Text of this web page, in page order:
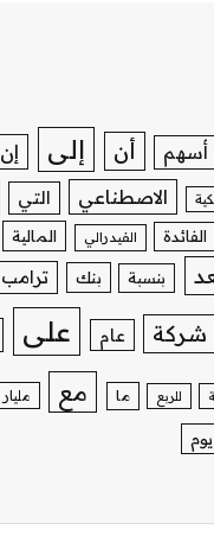
أسهم أن إلى إن
الاصطناعي التي
الفائدة الفيدرالي المالية
بنسبة بنك ترامب
شركة عام على
للربع ما مع مليار
يوم